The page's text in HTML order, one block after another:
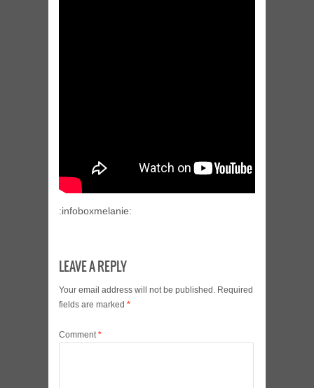
:infoboxmelanie:
LEAVE A REPLY
Your email address will not be published. Required
fields are marked *
Comment*